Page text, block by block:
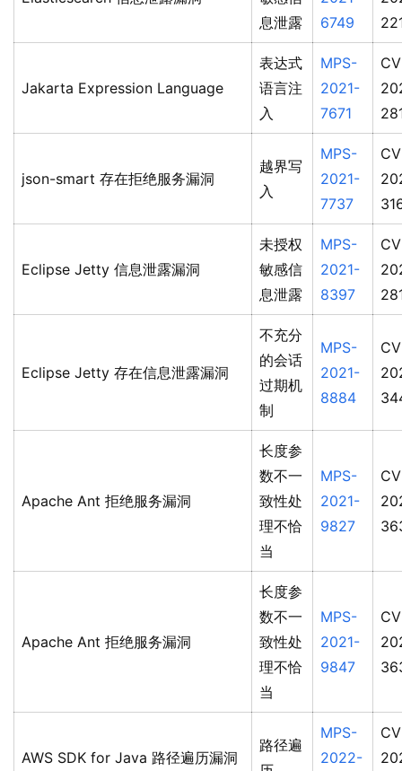
息泄露
6749
Jakarta Expression Language
表达式
语言注
入
MPS-
2021-
7671
json-smart 存在拒绝服务漏洞
越界写
入
MPS-
2021-
7737
Eclipse Jetty 信息泄露漏洞
未授权
敏感信
息泄露
MPS-
2021-
8397
Eclipse Jetty 存在信息泄露漏洞
不充分
的会话
过期机
制
MPS-
2021-
8884
Apache Ant 拒绝服务漏洞
长度参
数不一
致性处
理不恰
当
MPS-
2021-
9827
Apache Ant 拒绝服务漏洞
长度参
数不一
致性处
理不恰
当
MPS-
2021-
9847
AWS SDK for Java 路径遍历漏洞
路径遍
MPS-
2022-